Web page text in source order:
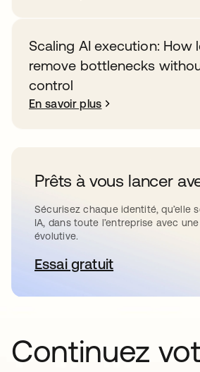
Scaling AI execution: How
remove bottlenecks
control
En savoir plus
Prêts à vous lancer
Sécurisez chaque identité, qu’elle
IA, dans toute l’entreprise avec
évolutive.
Essai gratuits’ouvre dans un
Continuez